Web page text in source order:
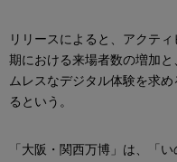
リリースによると、アクテ
期における来場者数の増加
ムレスなデジタル体験を求
るという。
「大阪・関西万博」は、「